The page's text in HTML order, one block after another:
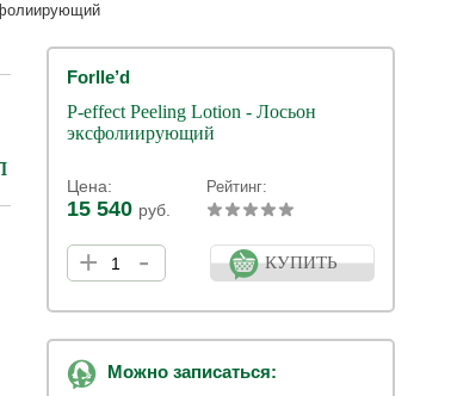
Forlle’d
P-effect Peeling Lotion - Лосьон
эксфолиирующий
Цена:
15 540 руб.
Рейтинг:
+ - КУПИТЬ
Можно записаться: